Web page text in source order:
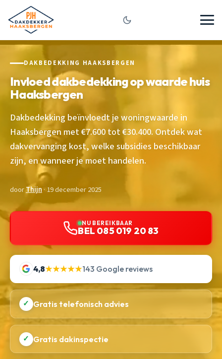
DAKBEDEKKING HAAKSBERGEN
Invloed dakbedekking op waarde huis
Haaksbergen
Dakbedekking beïnvloedt je woningwaarde in
Haaksbergen met €7.600 tot €30.400. Ontdek wat
dakvervanging kost, welke subsidies beschikbaar
zijn, en wanneer je moet handelen.
doorThijn· 19 december 2025
NU BEREIKBAAR
BEL 085 019 20 83
4,8★★★★★143 Google reviews
✓ Gratis telefonisch advies
✓ Gratis dakinspectie